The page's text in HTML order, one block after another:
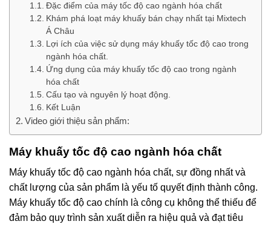
Đặc điểm của máy tốc độ cao ngành hóa chất
Khám phá loạt máy khuấy bán chạy nhất tại Mixtech
Á Châu
Lợi ích của việc sử dụng máy khuấy tốc độ cao trong
ngành hóa chất.
Ứng dụng của máy khuấy tốc độ cao trong ngành
hóa chất
Cấu tạo và nguyên lý hoạt động.
Kết Luận
Video giới thiệu sản phẩm:
Máy khuấy tốc độ cao ngành hóa chất
Máy khuấy tốc độ cao ngành hóa chất, sự đồng nhất và
chất lượng của sản phẩm là yếu tố quyết định thành công.
Máy khuấy tốc độ cao chính là công cụ không thể thiếu để
đảm bảo quy trình sản xuất diễn ra hiệu quả và đạt tiêu